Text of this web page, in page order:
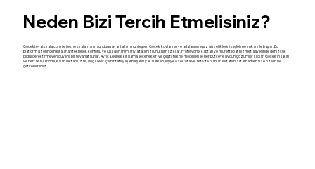
Neden Bizi Tercih Etmelisiniz?
Gocekteyatkirala.com ile tekne kiralamanın sunduğu avantajlar, muhteşem Göcek koylarının ve adalarının eşsiz güzelliklerini keşfetme imkanı ile başlar. Bu
platform üzerinden kiralanan tekneler, konforlu ve lüks donanımlarıyla tatilinizi unutulmaz kılar. Profesyonel kaptan ve mürettebat hizmeti sayesinde denizcilik
bilgisi gerektirmeyen güvenli bir seyahat sunar. Ayrıca, esnek kiralama seçenekleri ve çeşitli tekne modelleri ile her bütçeye uygun çözümler sağlar. Göcek’in sakin
ve berrak sularında, kalabalıktan uzak, doğa ile iç içe bir tatil yaşama şansı yakalarken, kişiye özel rota ve aktivite planları ile tatilinizi tamamen size özel hale
getirebilirsiniz.